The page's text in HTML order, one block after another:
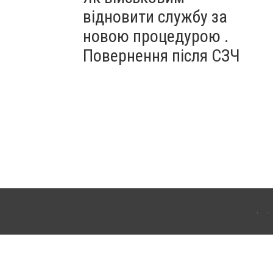
відновити службу за
новою процедурою .
Повернення після СЗЧ